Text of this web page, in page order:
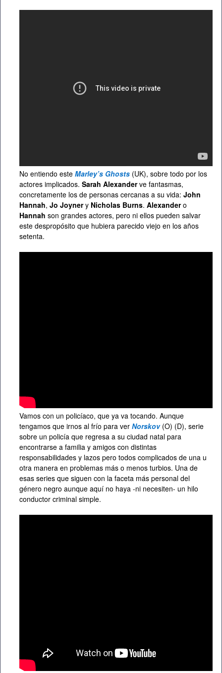
No entiendo este Marley’s Ghosts (UK), sobre todo por los
actores implicados. Sarah Alexanderve fantasmas,
concretamente los de personas cercanas a su vida: John
Hannah, Jo Joynery Nicholas Burns. Alexandero
Hannah son grandes actores, pero ni ellos pueden salvar
este despropósito que hubiera parecido viejo en los años
setenta.
Vamos con un policíaco, que ya va tocando. Aunque
tengamos que irnos al frío para ver Norskov (O) (D), serie
sobre un policía que regresa a su ciudad natal para
encontrarse a familia y amigos con distintas
responsabilidades y lazos pero todos complicados de una u
otra manera en problemas más o menos turbios. Una de
esas series que siguen con la faceta más personal del
género negro aunque aquí no haya -ni necesiten- un hilo
conductor criminal simple.